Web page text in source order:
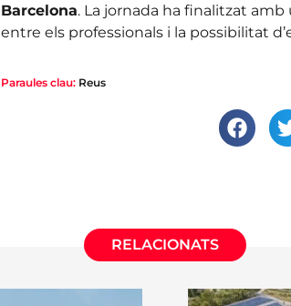
Barcelona. La jornada ha finalitzat amb
entre els professionals i la possibilitat
Paraules clau: Reus
RELACIONATS